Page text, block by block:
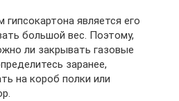
является его
большой вес. Поэтому,
ли закрывать газовые
заранее,
на короб полки или